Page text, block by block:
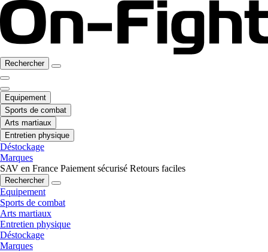
Rechercher
Equipement
Sports de combat
Arts martiaux
Entretien physique
Déstockage
Marques
SAV en France Paiement sécurisé Retours faciles
Rechercher
Equipement
Sports de combat
Arts martiaux
Entretien physique
Déstockage
Marques